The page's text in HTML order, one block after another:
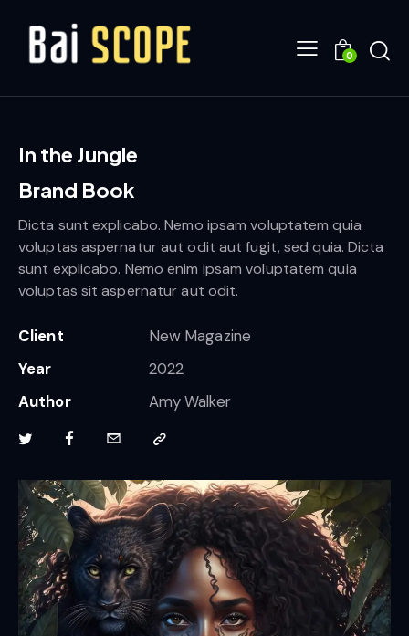
0
In the Jungle
Brand Book
Dicta sunt explicabo. Nemo ipsam voluptatem quia
voluptas aspernatur aut odit aut fugit, sed quia. Dicta
sunt explicabo. Nemo enim ipsam voluptatem quia
voluptas sit aspernatur aut odit.
Client
New Magazine
Year
2022
Author
Amy Walker